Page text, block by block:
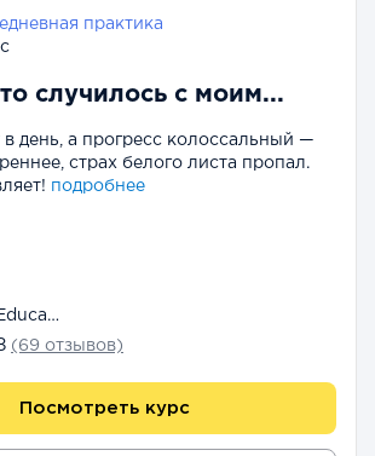
практика
случилось с моим...
в день, а прогресс колоссальный —
страх белого листа пропал.
подробнее
Bang Bang Education
(69 отзывов)
Посмотреть курс